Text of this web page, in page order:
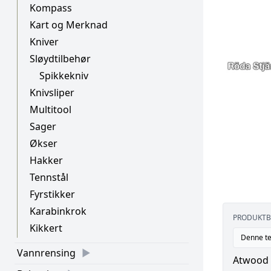
Kompass
Kart og Merknad
Kniver
Sløydtilbehør
Spikkekniv
Knivsliper
Multitool
Sager
Økser
Hakker
Tennstål
Fyrstikker
Karabinkrok
Kikkert
Vannrensing
Denne
Atwood